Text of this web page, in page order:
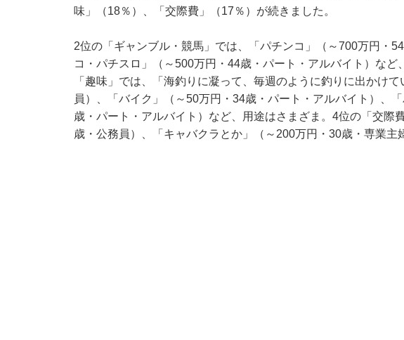
味」（18％）、「交際費」（17％）が続きました。
2位の「ギャンブル・競馬」では、「パチンコ」（～700万円・
コ・パチスロ」（～500万円・44歳・パート・アルバイト）な
「趣味」では、「海釣りに凝って、毎週のように釣りに出かけ
員）、「バイク」（～50万円・34歳・パート・アルバイト）、
歳・パート・アルバイト）など、用途はさまざま。4位の「交際
歳・公務員）、「キャバクラとか」（～200万円・30歳・専業主